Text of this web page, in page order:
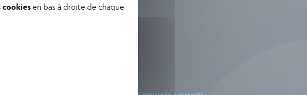
concentré d'informations et d'actualités !
cookiesen bas à droite de chaque